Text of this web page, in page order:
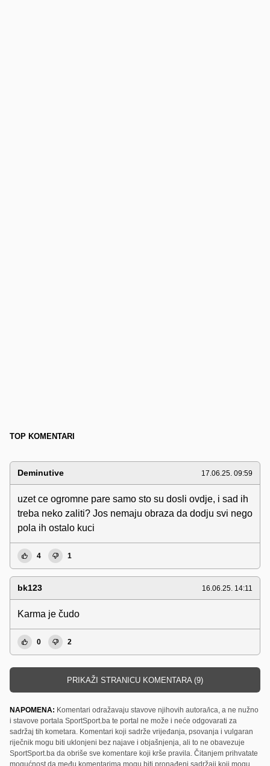
TOP KOMENTARI
Deminutive 17.06.25. 09:59
uzet ce ogromne pare samo sto su dosli ovdje, i sad ih
treba neko zaliti? Jos nemaju obraza da dodju svi nego
pola ih ostalo kuci
4 1
bk123 16.06.25. 14:11
Karma je čudo
0 2
PRIKAŽI STRANICU KOMENTARA (9)
NAPOMENA: Komentari odražavaju stavove njihovih autora/ica, a ne nužno
i stavove portala SportSport.ba te portal ne može i neće odgovarati za
sadržaj tih kometara. Komentari koji sadrže vrijeđanja, psovanja i vulgaran
riječnik mogu biti uklonjeni bez najave i objašnjenja, ali to ne obavezuje
SportSport.ba da obriše sve komentare koji krše pravila. Čitanjem prihvatate
mogućnost da među komentarima mogu biti pronađeni sadržaji koji mogu